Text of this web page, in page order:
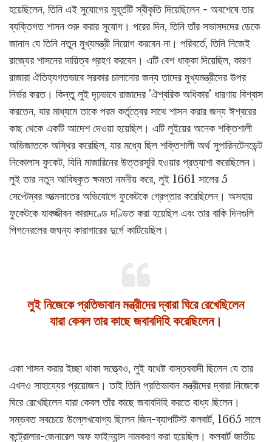
হয়েছিলেন, তিনি এই সুযোগের মুহূর্তটি স্বীকৃতি দিয়েছিলেন - অবশেষে তার
ব্যক্তিগত শাসন শুরু করার সুযোগ। পরের দিন, তিনি তাঁর সভাসদদের ডেকে
জানান যে তিনি নতুন মুখ্যমন্ত্রী নিয়োগ করবেন না। পরিবর্তে, তিনি নিজেই
রাজ্যের শাসনের দায়িত্ব গ্রহণ করবেন। এটি বেশ ধাক্কা দিয়েছিল, কারণ
রাজারা ঐতিহ্যগতভাবে সরকার চালানোর জন্য তাদের মুখ্যমন্ত্রীদের উপর
নির্ভর করত। কিন্তু লুই দৃঢ়ভাবে রাজাদের 'ঐশ্বরিক অধিকার' ধারণায় বিশ্বাস
করতেন, যার মাধ্যমে তাকে পরম কর্তৃত্বের সাথে শাসন করার জন্য ঈশ্বরের
কাছ থেকে একটি আদেশ দেওয়া হয়েছিল। এটি লুইয়ের অনেক শক্তিশালী
অভিজাতকে অস্থির করেছিল, যার মধ্যে ছিল শক্তিশালী অর্থ সুপারিনটেনডেন্ট
নিকোলাস ফুকেট, যিনি মাজারিনের উত্তরসূরি হওয়ার প্রত্যাশা করেছিলেন।
লুই তার নতুন আবিষ্কৃত ক্ষমতা নমনীয় করে, লুই 1661 সালের 5
সেপ্টেম্বর আত্মসাতের অভিযোগে ফুকেটকে গ্রেপ্তার করেছিলেন। অসহায়
ফুকেটকে যাবজ্জীবন কারাদণ্ডে দণ্ডিত করা হয়েছিল এবং তার বাকি দিনগুলি
পিগনেরলের জঘন্য কারাগারের দুর্গে কাটিয়েছিল।
লুই নিজেকে প্রতিভাবান মন্ত্রীদের দ্বারা ঘিরে রেখেছিলেন
যারা কেবল তার কাছে জবাবদিহি করেছিলেন।
একা শাসন করার ইচ্ছা থাকা সত্ত্বেও, লুই যথেষ্ট বাস্তববাদী ছিলেন যে তার
এখনও সাহায্যের প্রয়োজন। তাই তিনি প্রতিভাবান মন্ত্রীদের দ্বারা নিজেকে
ঘিরে রেখেছিলেন যারা কেবল তাঁর কাছে জবাবদিহি করতে বাধ্য ছিলেন।
সম্ভবত সবচেয়ে উল্লেখযোগ্য ছিলেন জিন-ব্যাপটিস্ট কলবার্ট, 1665 সালে
কন্ট্রোলার-জেনারেল অফ ফাইন্যান্স নামকরণ করা হয়েছিল। কলবার্ট জাতীয়